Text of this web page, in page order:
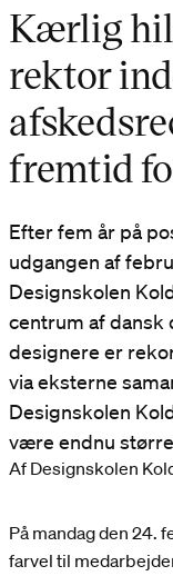
Kærlig
rektor
fremtid
Efter fem år på
udgangen af
Designskolen
centrum af dansk
designere er
via eksterne
Designskolen
være endnu
Af Designskolen
På mandag den 24.
farvel til